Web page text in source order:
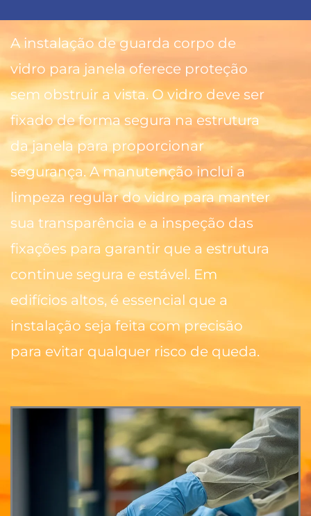
A instalação de guarda corpo de
vidro para janela oferece proteção
sem obstruir a vista. O vidro deve ser
fixado de forma segura na estrutura
da janela para proporcionar
segurança. A manutenção inclui a
limpeza regular do vidro para manter
sua transparência e a inspeção das
fixações para garantir que a estrutura
continue segura e estável. Em
edifícios altos, é essencial que a
instalação seja feita com precisão
para evitar qualquer risco de queda.